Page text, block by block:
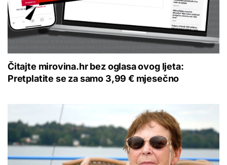
Čitajte mirovina.hr bez oglasa ovog ljeta:
Pretplatite se za samo 3,99 € mjesečno